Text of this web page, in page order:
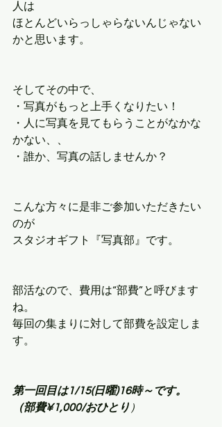
人は
ほとんどいらっしゃらないんじゃない
かと思います。
そしてその中で、
・写真がもっと上手くなりたい！
・人に写真を見てもらうことがなかな
かない、、
・誰か、写真の話しませんか？
こんな方々に是非ご参加いただきたい
のが
スタジオギフト『写真部』です。
部活なので、費用は“部費”と呼びます
ね。
毎回の集まりに対して部費を設定しま
す。
第一回目は1/15(日曜)16時～です。
（部費¥1,000/おひとり ）